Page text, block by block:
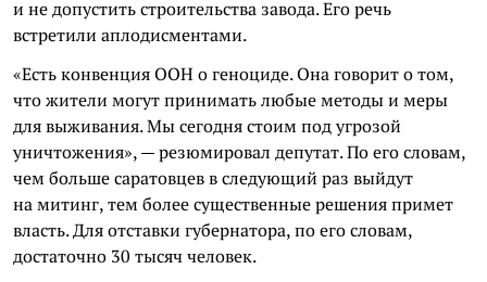
и не допустить строительства завода. Его речь
встретили аплодисментами.
«Есть конвенция ООН о геноциде. Она говорит о том,
что жители могут принимать любые методы и меры
для выживания. Мы сегодня стоим под угрозой
уничтожения», — резюмировал депутат. По его словам,
чем больше саратовцев в следующий раз выйдут
на митинг, тем более существенные решения примет
власть. Для отставки губернатора, по его словам,
достаточно 30 тысяч человек.